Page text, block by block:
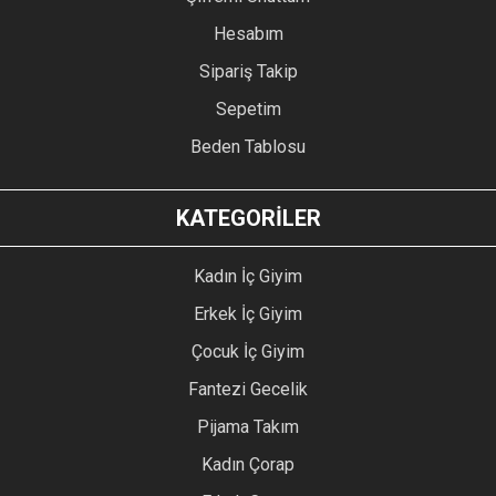
Hesabım
Sipariş Takip
Sepetim
Beden Tablosu
KATEGORİLER
Kadın İç Giyim
Erkek İç Giyim
Çocuk İç Giyim
Fantezi Gecelik
Pijama Takım
Kadın Çorap